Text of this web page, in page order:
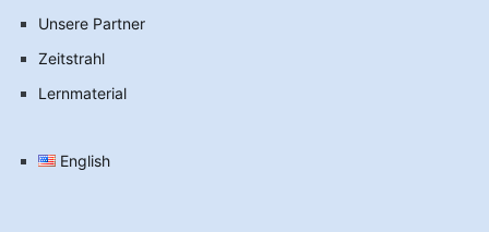
Unsere Partner
Zeitstrahl
Lernmaterial
English